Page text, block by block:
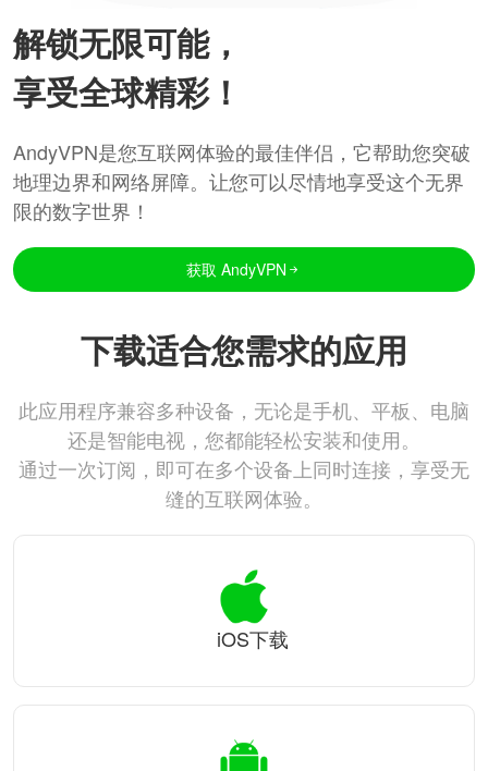
解锁无限可能，
享受全球精彩！
AndyVPN是您互联网体验的最佳伴侣，它帮助您突破
地理边界和网络屏障。让您可以尽情地享受这个无界
限的数字世界！
获取 AndyVPN
下载适合您需求的应用
此应用程序兼容多种设备，无论是手机、平板、电脑
还是智能电视，您都能轻松安装和使用。
通过一次订阅，即可在多个设备上同时连接，享受无
缝的互联网体验。
iOS下载